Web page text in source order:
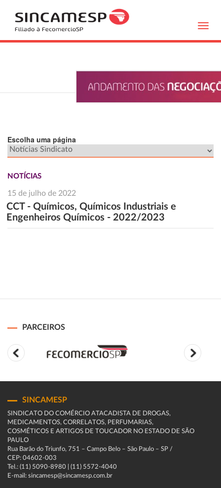
Escolha uma página
NOTÍCIAS
15 de julho de 2022
CCT - Químicos, Químicos Industriais e
Engenheiros Químicos - 2022/2023
PARCEIROS
SINCAMESP
SINDICATO DO COMÉRCIO ATACADISTA DE DROGAS,
MEDICAMENTOS, CORRELATOS, PERFUMARIAS,
COSMÉTICOS E ARTIGOS DE TOUCADOR NO ESTADO DE SÃO
PAULO
Rua Barão do Triunfo, 751 – Campo Belo – São Paulo – SP /
CEP: 04602-003
Tel.: (11) 5090-8980 | (11) 5572-4040
E-mail: sincamesp@sincamesp.com.br